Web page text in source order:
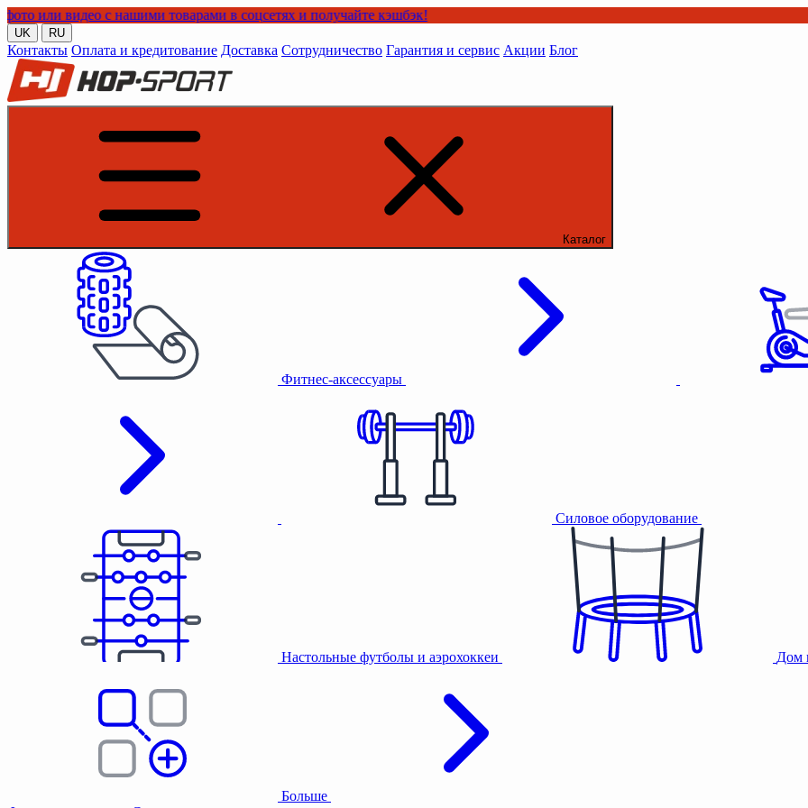
с нашими товарами в соцсетях и получайте кэшбэк!
UK RU
Контакты Оплата и кредитование Доставка Сотрудничество Гарантия и сервис Акции Блог
Каталог
Фитнес-аксессуары
Силовое оборудование
Настольные футболы и аэрохоккеи Дом
Больше